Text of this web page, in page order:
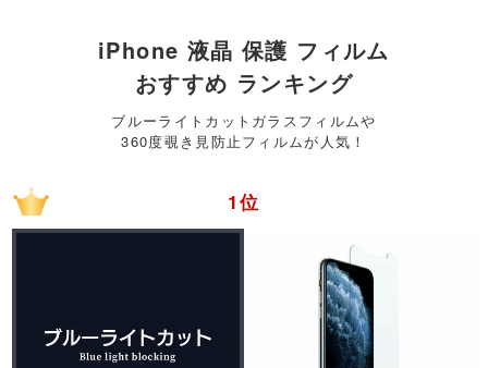
iPhone 液晶 保護 フィルム
おすすめ ランキング
ブルーライトカットガラスフィルムや
360度覗き見防止フィルムが人気！
1位